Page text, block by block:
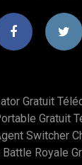
Gratuit
Gratuit
Switcher
Royale